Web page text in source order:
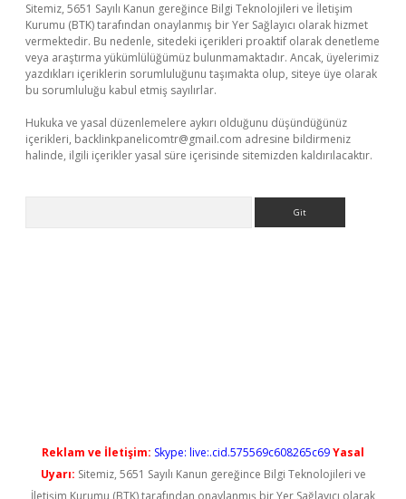
Sitemiz, 5651 Sayılı Kanun gereğince Bilgi Teknolojileri ve İletişim
Kurumu (BTK) tarafından onaylanmış bir Yer Sağlayıcı olarak hizmet
vermektedir. Bu nedenle, sitedeki içerikleri proaktif olarak denetleme
veya araştırma yükümlülüğümüz bulunmamaktadır. Ancak, üyelerimiz
yazdıkları içeriklerin sorumluluğunu taşımakta olup, siteye üye olarak
bu sorumluluğu kabul etmiş sayılırlar.
Hukuka ve yasal düzenlemelere aykırı olduğunu düşündüğünüz
içerikleri, backlinkpanelicomtr@gmail.com adresine bildirmeniz
halinde, ilgili içerikler yasal süre içerisinde sitemizden kaldırılacaktır.
Reklam ve İletişim: Skype: live:.cid.575569c608265c69Yasal
Uyarı: Sitemiz, 5651 Sayılı Kanun gereğince Bilgi Teknolojileri ve
İletişim Kurumu (BTK) tarafından onaylanmış bir Yer Sağlayıcı olarak